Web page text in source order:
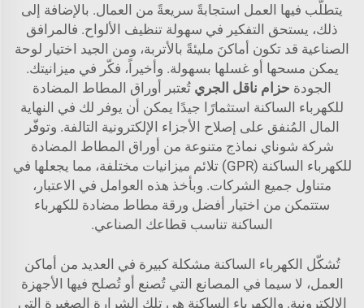
يتطلّب فيها العمل استجابةً سريعةً من العمال. بالإضافة إلى
ذلك، يستحق التفكير في سهولة تنظيف الألواح. فالمرافق
الصناعية قد تكون أماكنَ مليئةً بالأتربة، ومن الجيد اختيار لوحة
يمكن مسحها أو غسلها بسهولة. وأخيراً، فكّر في ميزانيتك.
الجودة حزام ناقل الجري تُعتبر أوراق المطاط المضادة
للكهرباء الساكنة استثمارًا جيدًا يمكن أن يوفر لك في النهاية
المال المُنفق على إصلاح الأجزاء الإلكترونية التالفة. وتوفّر
شركة شوناي نماذج متنوعة من أوراق المطاط المضادة
للكهرباء الساكنة (GPR) تلائم ميزانيات مختلفة، مما يجعلها في
متناول جميع الشركات. وبأخذ هذه العوامل في الاعتبار،
ستتمكن من اختيار أفضل ورقة مطاط مضادة للكهرباء
الساكنة تناسب قطاعك الصناعي.
تُشكّل الكهرباء الساكنة مشكلة كبيرة في العديد من أماكن
العمل، لا سيما في المصانع التي تُصنع أو تُصلح فيها الأجهزة
الإلكترونية. والكهرباء الساكنة هي تلك الشرارة الصغيرة التي